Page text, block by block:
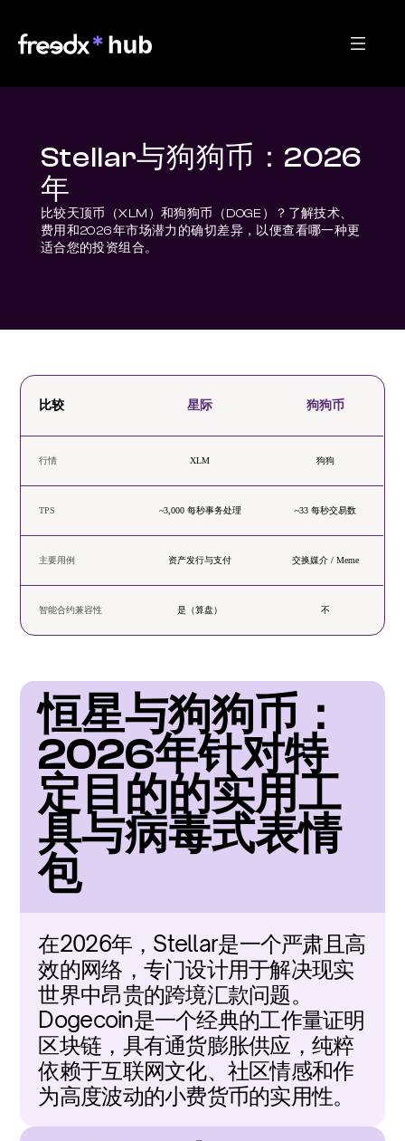
Stellar与狗狗币：2026
年
比较天顶币（XLM）和狗狗币（DOGE）？了解技术、
费用和2026年市场潜力的确切差异，以便查看哪一种更
适合您的投资组合。
比较 星际 狗狗币
行情 XLM 狗狗
TPS ~3,000 每秒事务处理 ~33 每秒交易数
主要用例 资产发行与支付 交换媒介 / Meme
智能合约兼容性 是（算盘） 不
恒星与狗狗币：
2026年针对特
定目的的实用工
具与病毒式表情
包
在2026年，Stellar是一个严肃且高
效的网络，专门设计用于解决现实
世界中昂贵的跨境汇款问题。
Dogecoin是一个经典的工作量证明
区块链，具有通货膨胀供应，纯粹
依赖于互联网文化、社区情感和作
为高度波动的小费货币的实用性。